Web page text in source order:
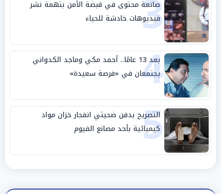
صانعة محتوى في قبضة الأمن بتهمة نشر
فيديوهات خادشة للحياء
4 بعد 13 عامًا.. أحمد مكي وماجد الكدواني
يجتمعان في «فرصة سعيدة»
5
التصريح بدفن ضحيتي انفجار خزان مواد
كيميائية بأحد مصانع الفيوم